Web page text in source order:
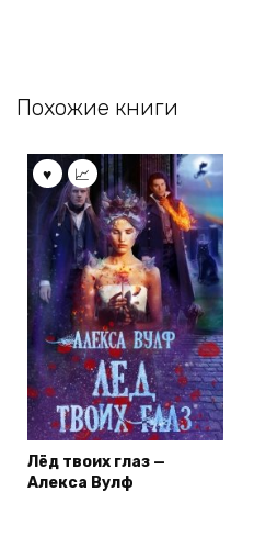
Похожие книги
Лёд твоих глаз —
Алекса Вулф